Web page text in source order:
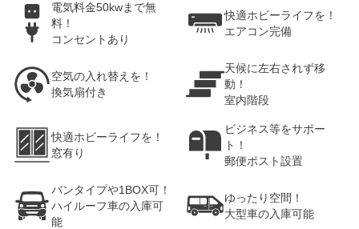
電気料金50kwまで無
料！
コンセントあり
快適ホビーライフを！
エアコン完備
空気の入れ替えを！
換気扇付き
天候に左右されず移
動！
室内階段
快適ホビーライフを！
窓有り
ビジネス等をサポー
ト！
郵便ポスト設置
バンタイプや1BOX可！
ハイルーフ車の入庫可
能
ゆったり空間！
大型車の入庫可能